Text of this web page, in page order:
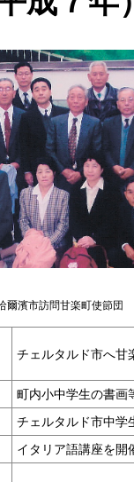
爾濱市訪問甘楽町使節団
チェルタルド市へ甘
町内小中学生の書画
チェルタルド市中学
イタリア語講座を開